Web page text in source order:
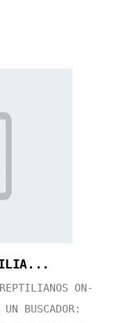
ON-
BUSCADOR: